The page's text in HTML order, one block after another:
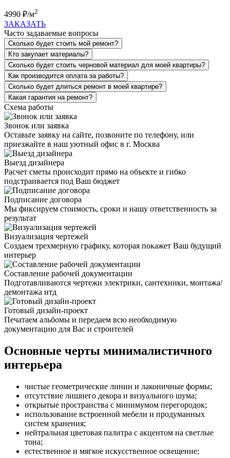
4990 ₽/м2
ЗАКАЗАТЬ
Часто задаваемые вопросы
Сколько будет стоить мой ремонт?
Кто закупает материалы?
Сколько будет стоить черновой материал для моей квартиры?
Как производится оплата за работы?
Сколько будет длиться ремонт в моей квартире?
Какая гарантия на ремонт?
Схема работы
Звонок или заявка
Оставьте заявку на сайте, позвоните по телефону, или
приезжайте в наш уютный офис в г. Москва
Выезд дизайнера
Расчет сметы происходит прямо на объекте и гибко
подстраивается под Ваш бюджет
Подписание договора
Мы фиксируем стоимость, сроки и нашу ответственность за
результат
Визуализация чертежей
Создаем трехмерную графику, которая покажет Ваш будущий
интерьер
Составление рабочей документации
Подготавливаются чертежи электрики, сантехники, монтажа/
демонтажа итд
Готовый дизайн-проект
Печатаем альбомы и передаем всю необходимую
документацию для Вас и строителей
Основные черты минималистичного
интерьера
чистые геометрические линии и лаконичные формы;
отсутствие лишнего декора и визуального шума;
открытые пространства с минимумом перегородок;
использование встроенной мебели и продуманных
систем хранения;
нейтральная цветовая палитра с акцентом на светлые
тона;
естественное и мягкое искусственное освещение;